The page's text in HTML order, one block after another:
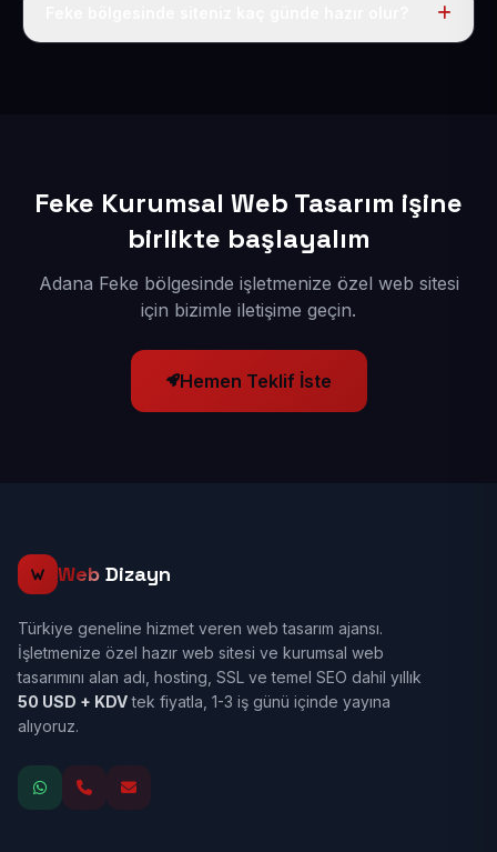
Feke Kurumsal Web Tasarım işine
birlikte başlayalım
Adana Feke bölgesinde işletmenize özel web sitesi
için bizimle iletişime geçin.
Hemen Teklif İste
Web Dizayn
Türkiye geneline hizmet veren web tasarım ajansı.
İşletmenize özel hazır web sitesi ve kurumsal web
tasarımını alan adı, hosting, SSL ve temel SEO dahil yıllık
50 USD + KDVtek fiyatla, 1-3 iş günü içinde yayına
alıyoruz.